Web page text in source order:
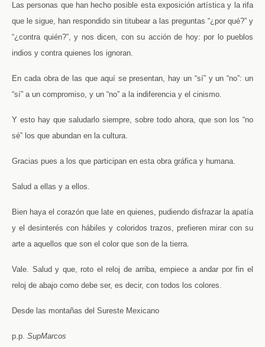
Las personas que han hecho posible esta exposición artística y la rifa
que le sigue, han respondido sin titubear a las preguntas “¿por qué?” y
“¿contra quién?”, y nos dicen, con su acción de hoy: por lo pueblos
indios y contra quienes los ignoran.
En cada obra de las que aquí se presentan, hay un “sí” y un “no”: un
“sí” a un compromiso, y un “no” a la indiferencia y el cinismo.
Y esto hay que saludarlo siempre, sobre todo ahora, que son los “no
sé” los que abundan en la cultura.
Gracias pues a los que participan en esta obra gráfica y humana.
Salud a ellas y a ellos.
Bien haya el corazón que late en quienes, pudiendo disfrazar la apatía
y el desinterés con hábiles y coloridos trazos, prefieren mirar con su
arte a aquellos que son el color que son de la tierra.
Vale. Salud y que, roto el reloj de arriba, empiece a andar por fin el
reloj de abajo como debe ser, es decir, con todos los colores.
Desde las montañas del Sureste Mexicano
p.p. SupMarcos